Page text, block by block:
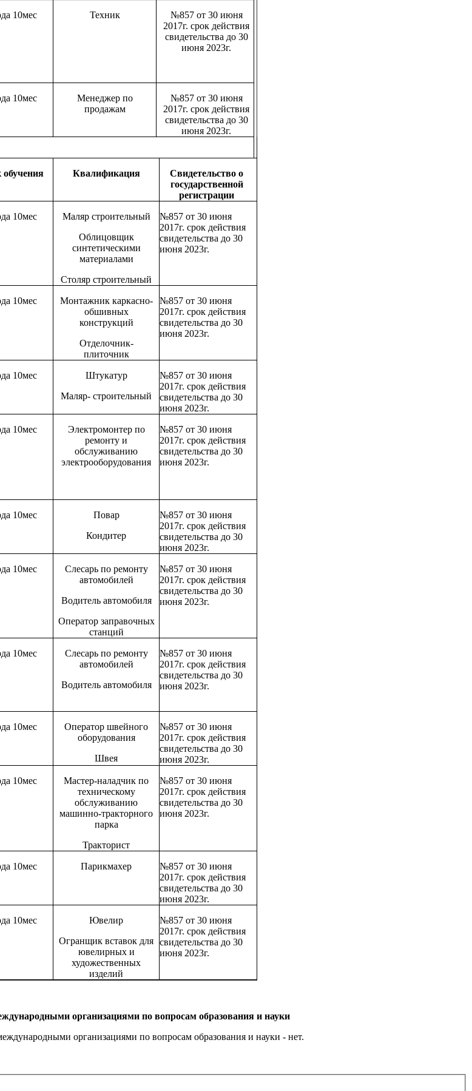
10мес Техник
№857 от 30 июня
2017г. срок действия
свидетельства до 30
июня 2023г.
10мес
Менеджер по
продажам
№857 от 30 июня
2017г. срок действия
свидетельства до 30
июня 2023г.
Квалификация
Свидетельство о
государственной
регистрации
10мес
Маляр строительный
Облицовщик
синтетическими
материалами
Столяр строительный
№857 от 30 июня
2017г. срок действия
свидетельства до 30
июня 2023г.
10мес
Монтажник каркасно-
обшивных
конструкций
Отделочник-
плиточник
№857 от 30 июня
2017г. срок действия
свидетельства до 30
июня 2023г.
10мес
Штукатур
Маляр- строительный
№857 от 30 июня
2017г. срок действия
свидетельства до 30
июня 2023г.
10мес
Электромонтер по
ремонту и
обслуживанию
электрооборудования
№857 от 30 июня
2017г. срок действия
свидетельства до 30
июня 2023г.
10мес
Повар
Кондитер
№857 от 30 июня
2017г. срок действия
свидетельства до 30
июня 2023г.
10мес
Слесарь по ремонту
автомобилей
Водитель автомобиля
Оператор заправочных
станций
№857 от 30 июня
2017г. срок действия
свидетельства до 30
июня 2023г.
10мес
Слесарь по ремонту
автомобилей
Водитель автомобиля
№857 от 30 июня
2017г. срок действия
свидетельства до 30
июня 2023г.
10мес
Оператор швейного
оборудования
Швея
№857 от 30 июня
2017г. срок действия
свидетельства до 30
июня 2023г.
10мес
Мастер-наладчик по
техническому
обслуживанию
машинно-тракторного
парка
Тракторист
№857 от 30 июня
2017г. срок действия
свидетельства до 30
июня 2023г.
10мес Парикмахер
№857 от 30 июня
2017г. срок действия
свидетельства до 30
июня 2023г.
10мес
Ювелир
Огранщик вставок для
ювелирных и
художественных
изделий
№857 от 30 июня
2017г. срок действия
свидетельства до 30
июня 2023г.
организациями по вопросам образования и науки
организациями по вопросам образования и науки - нет.